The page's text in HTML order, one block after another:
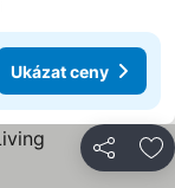
Ukázat ceny
Sdílet